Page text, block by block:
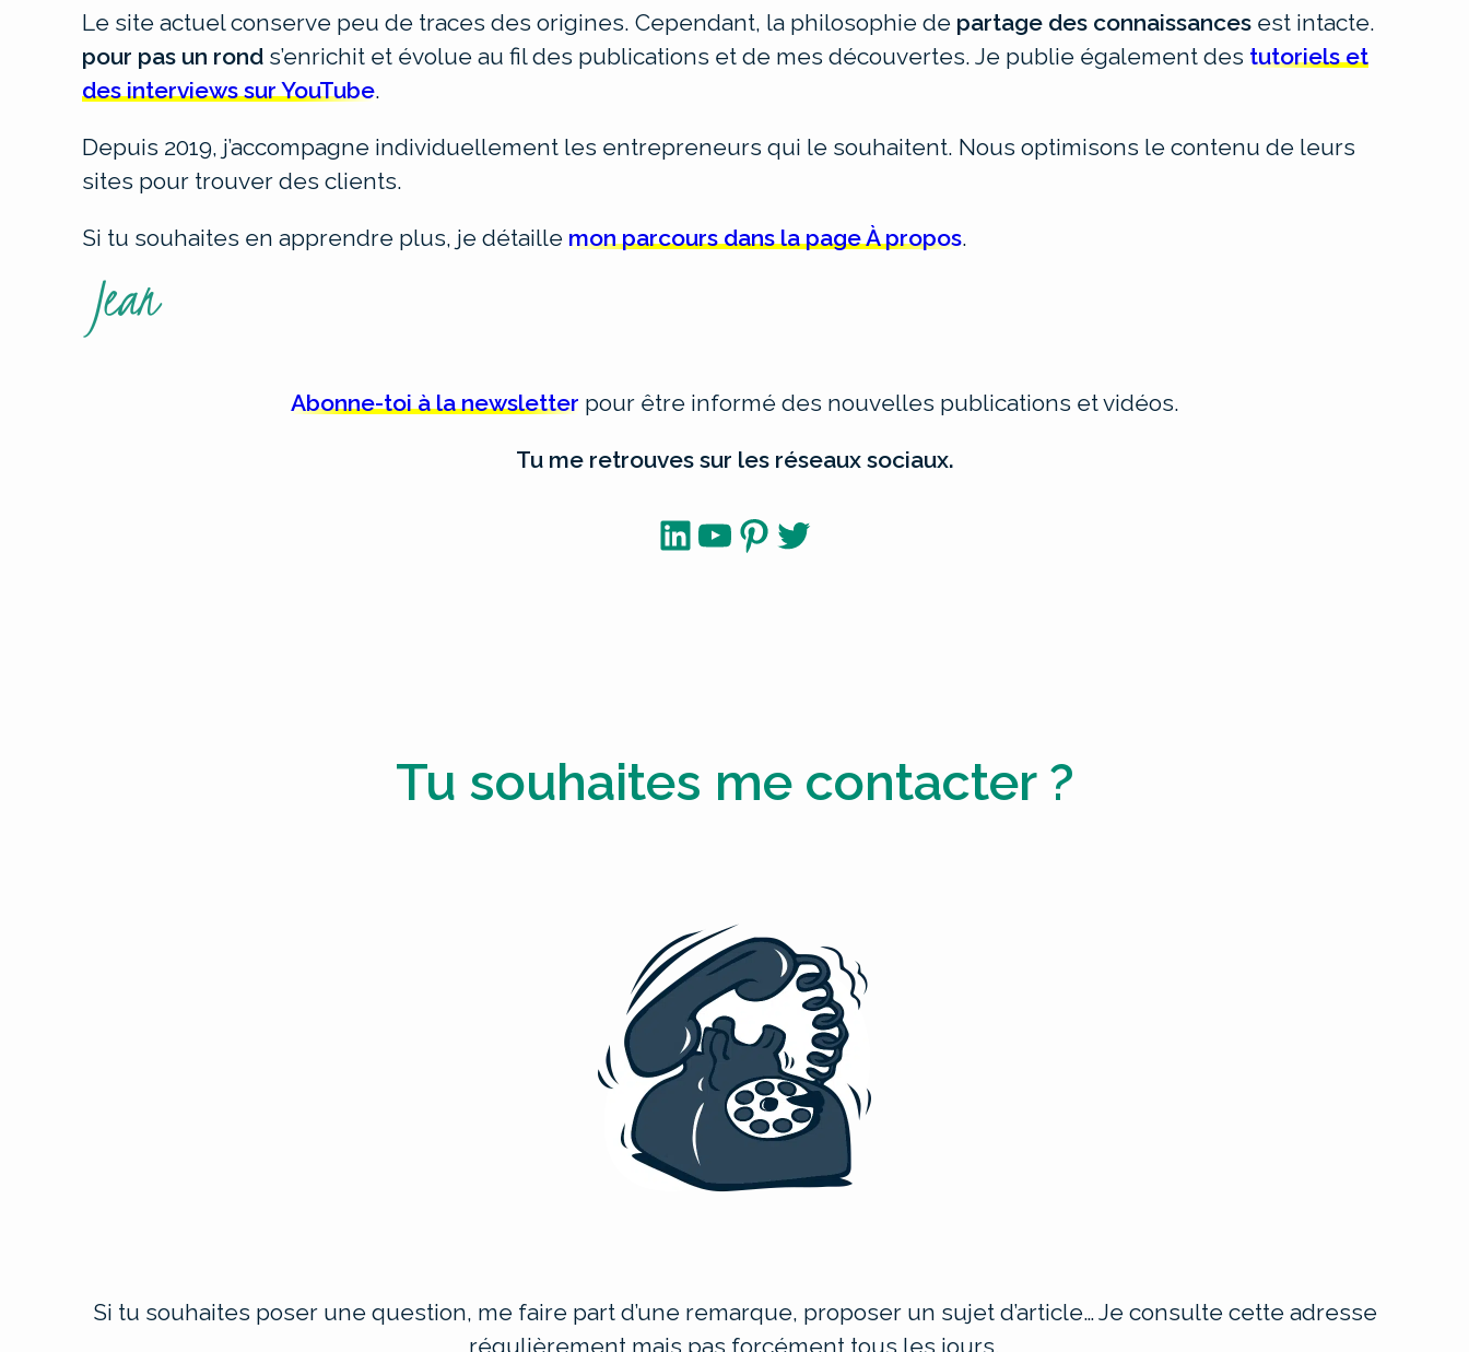
Le site actuel conserve peu de traces des origines. Cependant, la philosophie de partage des connaissances est intacte.
pour pas un rond s’enrichit et évolue au fil des publications et de mes découvertes. Je publie également des tutoriels et
des interviews sur YouTube.
Depuis 2019, j’accompagne individuellement les entrepreneurs qui le souhaitent. Nous optimisons le contenu de leurs
sites pour trouver des clients.
Si tu souhaites en apprendre plus, je détaille mon parcours dans la page À propos.
Abonne-toi à la newsletter pour être informé des nouvelles publications et vidéos.
Tu me retrouves sur les réseaux sociaux.
LinkedIn
YouTube
Pinterest
Twitter
Tu souhaites me contacter ?
Si tu souhaites poser une question, me faire part d’une remarque, proposer un sujet d’article… Je consulte cette adresse
régulièrement mais pas forcément tous les jours.